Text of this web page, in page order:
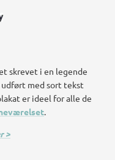
skrevet i en legende
udført med sort tekst
er ideel for alle de
.
>